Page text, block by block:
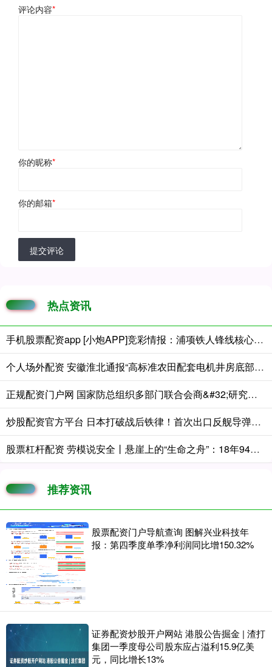
评论内容*
你的昵称*
你的邮箱*
提交评论
热点资讯
手机股票配资app [小炮APP]竞彩情报：浦项铁人锋线核心离队
个人场外配资 安徽淮北通报“高标准农田配套电机井房底部悬空、抽10分钟就没水” ：将调查复核，据结果依规依纪严肃处理
正规配资门户网 国家防总组织多部门联合会商&#32;研究部署超强台风“巴威”防御工作
炒股配资官方平台 日本打破战后铁律！首次出口反舰导弹给菲律宾，第一岛链要变“火力链”
股票杠杆配资 劳模说安全丨悬崖上的“生命之舟”：18年94万公里零事故
推荐资讯
股票配资门户导航查询 图解兴业科技年
报：第四季度单季净利润同比增150.32%
证券配资炒股开户网站 港股公告掘金 | 渣打
集团一季度母公司股东应占溢利15.9亿美
元，同比增长13%